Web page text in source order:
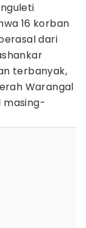
16 korban
dari
terbanyak,
Warangal
masing-